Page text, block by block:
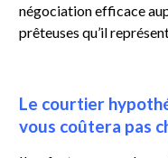
négociation efficace
prêteuses qu’il
Le courtier
vous coûtera pas